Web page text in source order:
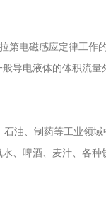
第电磁感应定律工作
导电液体的体积流
油、制药等工业领
、啤酒、麦汁、各